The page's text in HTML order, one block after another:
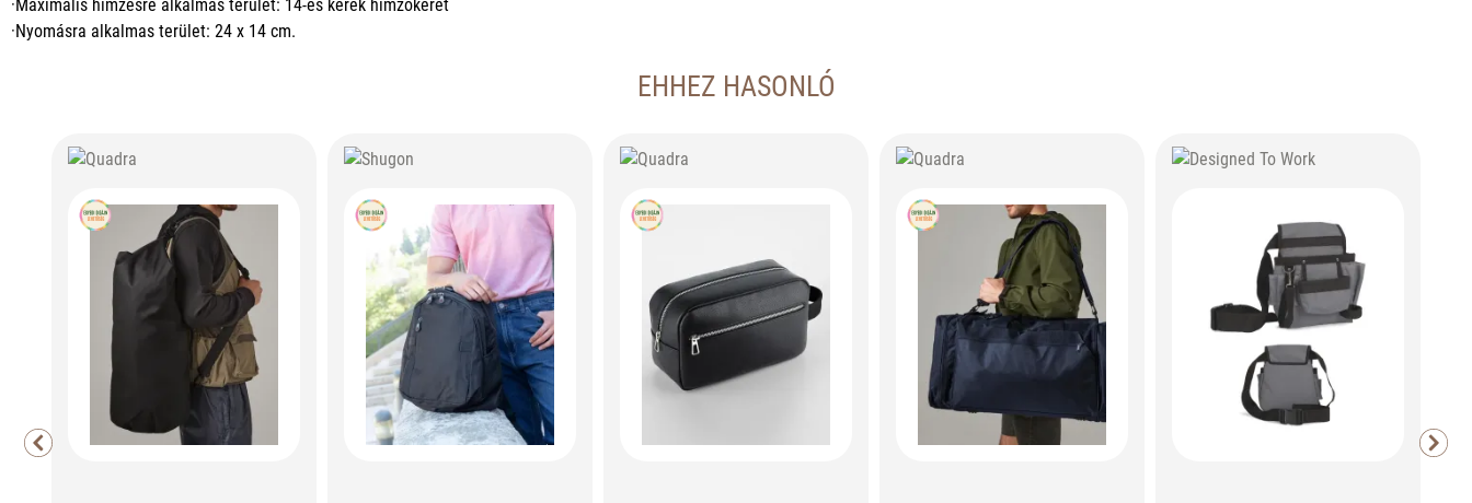
·Maximális hímzésre alkalmas terület: 14-es kerek hímzőkeret
·Nyomásra alkalmas terület: 24 x 14 cm.
EHHEZ HASONLÓ